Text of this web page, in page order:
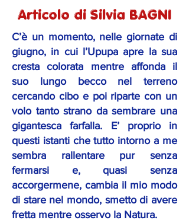
Articolo di Silvia BAGNI
C’è un momento, nelle giornate di
giugno, in cui l’Upupa apre la sua
cresta colorata mentre affonda il
suo lungo becco nel terreno
cercando cibo e poi riparte con un
volo tanto strano da sembrare una
gigantesca farfalla. E’ proprio in
questi istanti che tutto intorno a me
sembra rallentare pur senza
fermarsi e, quasi senza
accorgermene, cambia il mio modo
di stare nel mondo, smetto di avere
fretta mentre osservo la Natura.